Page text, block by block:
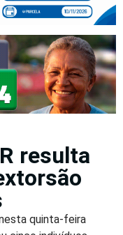
resulta
quinta-feira